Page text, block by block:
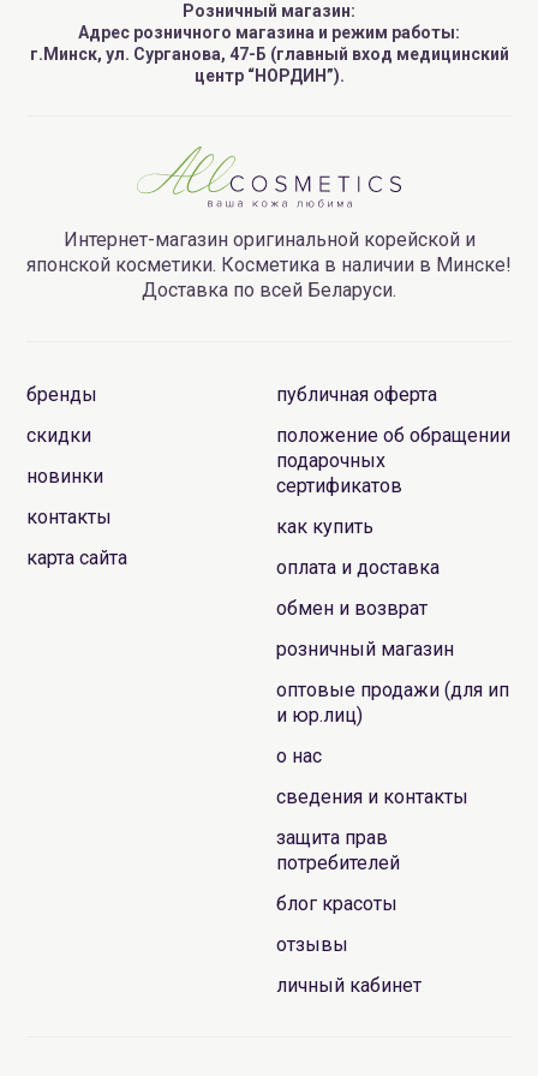
Розничный магазин:
Адрес розничного магазина и режим работы:
г.Минск, ул. Сурганова, 47-Б (главный вход медицинский
центр “НОРДИН”).
Интернет-магазин оригинальной корейской и
японской косметики. Косметика в наличии в Минске!
Доставка по всей Беларуси.
бренды
скидки
новинки
контакты
карта сайта
публичная оферта
положение об обращении
подарочных
сертификатов
как купить
оплата и доставка
обмен и возврат
розничный магазин
оптовые продажи (для ип
и юр.лиц)
о нас
сведения и контакты
защита прав
потребителей
блог красоты
отзывы
личный кабинет